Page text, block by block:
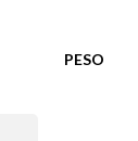
PESO